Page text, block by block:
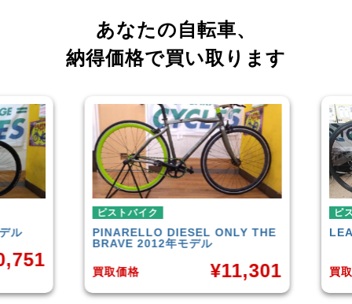
あなたの自転車、
納得価格で買い取ります
PINARELLO
DIESEL ONLY THE
BRAVE 2012年モデル
買取価格 ¥11,301
LEADER 721TR
買取価格